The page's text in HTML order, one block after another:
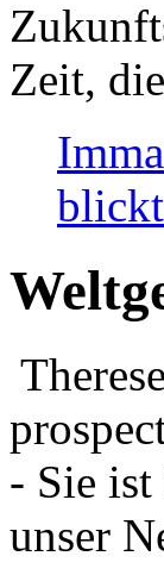
Zeit,
- Sie
unser